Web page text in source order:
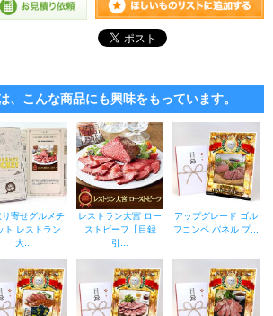
、こんな商品にも興味をもっています。
り寄せグルメチ
ト レストラン
大...
レストラン大宮 ロー
ストビーフ【目録
引...
アップグレード ゴル
フコンペ パネル プ...